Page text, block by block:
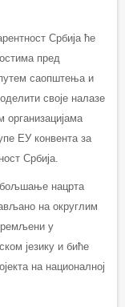
Србија ће
пред
саопштења и
своје налазе
ЕУ конвента за
Србија.
нацрта
на округлим
у
језику и биће
на националној